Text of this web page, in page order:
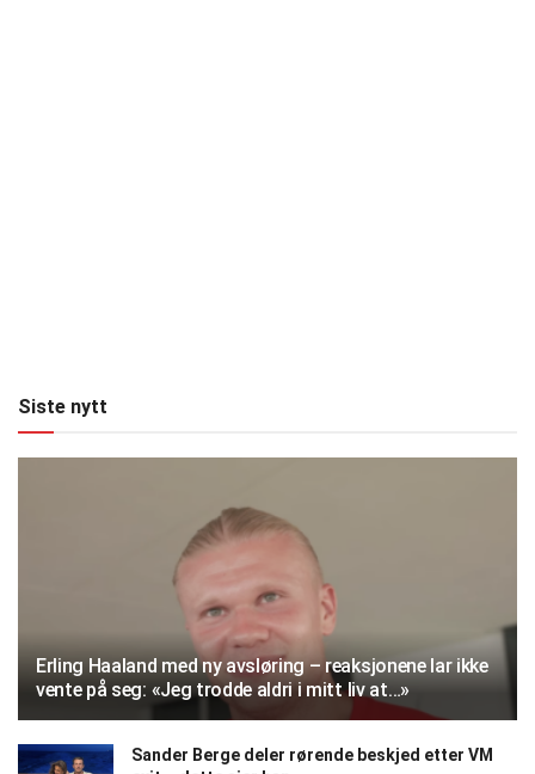
Siste nytt
Erling Haaland med ny avsløring – reaksjonene lar ikke
vente på seg: «Jeg trodde aldri i mitt liv at…»
Sander Berge deler rørende beskjed etter VM